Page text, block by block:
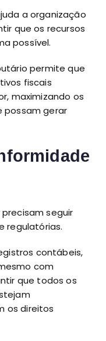
a organização
que os recursos
possível.
permite que
fiscais
maximizando os
possam gerar
seguir
regulatórias.
contábeis,
com
que todos os
os direitos